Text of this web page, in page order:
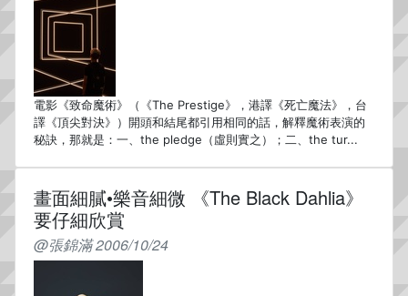
電影《致命魔術》（《The Prestige》，港譯《死亡魔法》，台
譯《頂尖對決》）開頭和結尾都引用相同的話，解釋魔術表演的
秘訣，那就是：一、the pledge（虛則實之）；二、the tur...
畫面細膩•樂音細微 《The Black Dahlia》
要仔細欣賞
@張錦滿 2006/10/24